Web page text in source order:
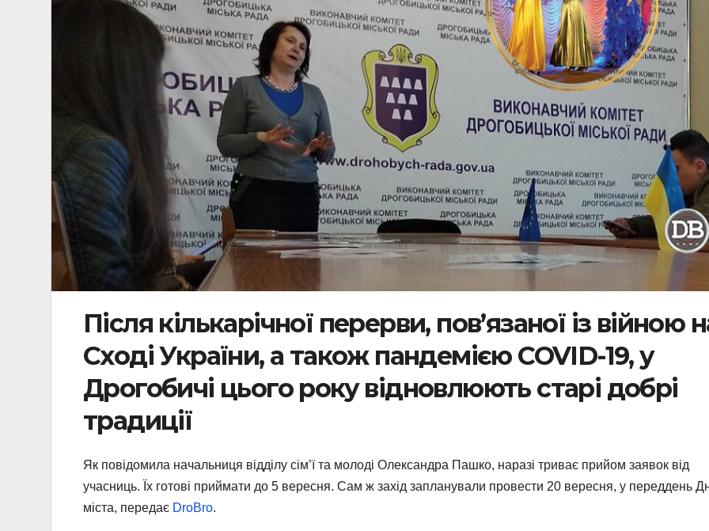
Після кількарічної перерви, пов’язаної із війною
Сході України, а також пандемією COVID-19, у
Дрогобичі цього року відновлюють старі добрі
традиції
Як повідомила начальниця відділу сім’ї та молоді Олександра Пашко, наразі триває прийом заявок від
учасниць. Їх готові приймати до 5 вересня. Сам ж захід запланували провести 20 вересня, у переддень
міста, передає DroBro.